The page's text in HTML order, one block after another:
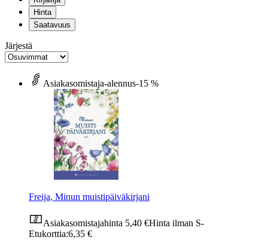
Hinta
Saatavuus
Järjestä
Asiakasomistaja-alennus-15 %
Freija, Minun muistipäiväkirjani
Asiakasomistajahinta 5,40 €Hinta ilman S-
Etukorttia:6,35 €